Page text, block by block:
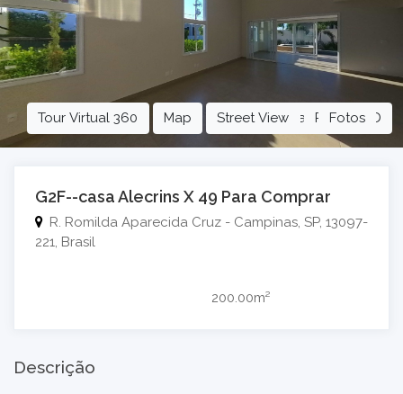
Planta Baixa
Tour Virtual 360 Map Street View Projeto 3D
Fotos
G2F--casa Alecrins X 49 Para Comprar
R. Romilda Aparecida Cruz - Campinas, SP, 13097-
221, Brasil
200.00m²
Descrição